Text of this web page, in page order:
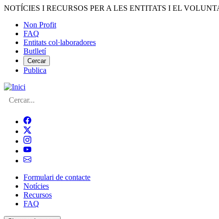
Vés
contingut
NOTÍCIES I RECURSOS PER A LES ENTITATS I EL
Menú
del
compte
d'usuari
Non Profit
FAQ
Entitats col·laboradores
Butlletí
Cercar
Publica
Cerca
Navegació
principal
de
Formulari de contacte
Notícies
Recursos
FAQ